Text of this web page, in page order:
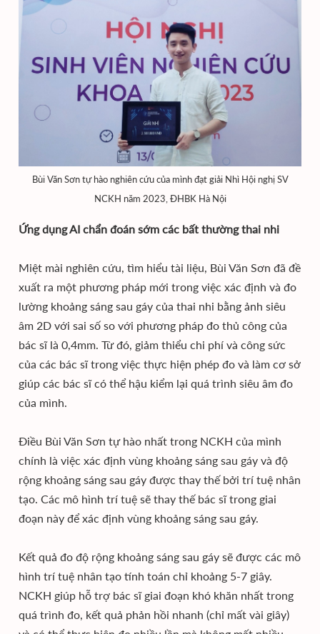
Bùi Văn Sơn tự hào nghiên cứu của mình đạt giải Nhì Hội nghị SV
NCKH năm 2023, ĐHBK Hà Nội
Ứng dụng AI chẩn đoán sớm các bất thường thai nhi
Miệt mài nghiên cứu, tìm hiểu tài liệu, Bùi Văn Sơn đã đề
xuất ra một phương pháp mới trong việc xác định và đo
lường khoảng sáng sau gáy của thai nhi bằng ảnh siêu
âm 2D với sai số so với phương pháp đo thủ công của
bác sĩ là 0,4mm. Từ đó, giảm thiểu chi phí và công sức
của các bác sĩ trong việc thực hiện phép đo và làm cơ sở
giúp các bác sĩ có thể hậu kiểm lại quá trình siêu âm đo
của mình.
Điều Bùi Văn Sơn tự hào nhất trong NCKH của mình
chính là việc xác định vùng khoảng sáng sau gáy và độ
rộng khoảng sáng sau gáy được thay thế bởi trí tuệ nhân
tạo. Các mô hình trí tuệ sẽ thay thế bác sĩ trong giai
đoạn này để xác định vùng khoảng sáng sau gáy.
Kết quả đo độ rộng khoảng sáng sau gáy sẽ được các mô
hình trí tuệ nhân tạo tính toán chỉ khoảng 5-7 giây.
NCKH giúp hỗ trợ bác sĩ giai đoạn khó khăn nhất trong
quá trình đo, kết quả phản hồi nhanh (chỉ mất vài giây)